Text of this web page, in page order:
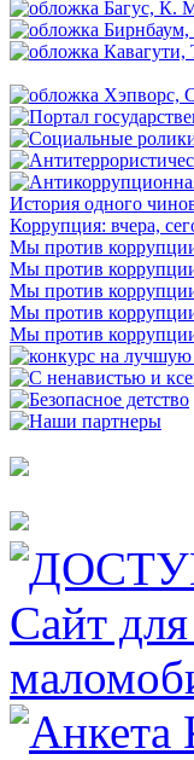
История одного
Коррупция: вчера,
Мы против
Мы против
Мы против
Мы против
Мы против